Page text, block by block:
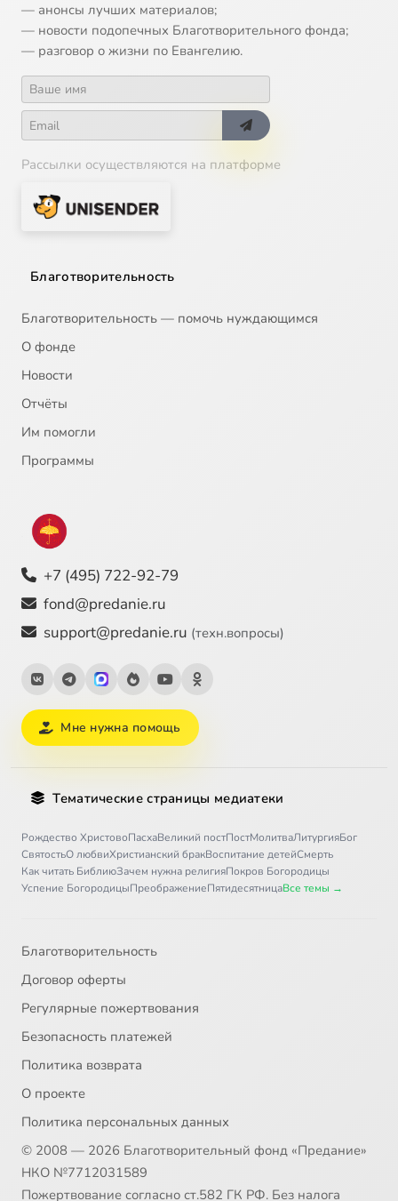
— анонсы лучших материалов;
— новости подопечных Благотворительного фонда;
— разговор о жизни по Евангелию.
Рассылки осуществляются на платформе
Благотворительность
Благотворительность — помочь нуждающимся
О фонде
Новости
Отчёты
Им помогли
Программы
+7 (495) 722-92-79
fond@predanie.ru
support@predanie.ru (техн.вопросы)
Мне нужна помощь
Тематические страницы медиатеки
Рождество ХристовоПасхаВеликий постПостМолитваЛитургияБог
СвятостьО любвиХристианский бракВоспитание детейСмерть
Как читать БиблиюЗачем нужна религияПокров Богородицы
Успение БогородицыПреображениеПятидесятницаВсе темы →
Благотворительность
Договор оферты
Регулярные пожертвования
Безопасность платежей
Политика возврата
О проекте
Политика персональных данных
© 2008 — 2026 Благотворительный фонд «Предание»
НКО №7712031589
Пожертвование согласно ст.582 ГК РФ. Без налога